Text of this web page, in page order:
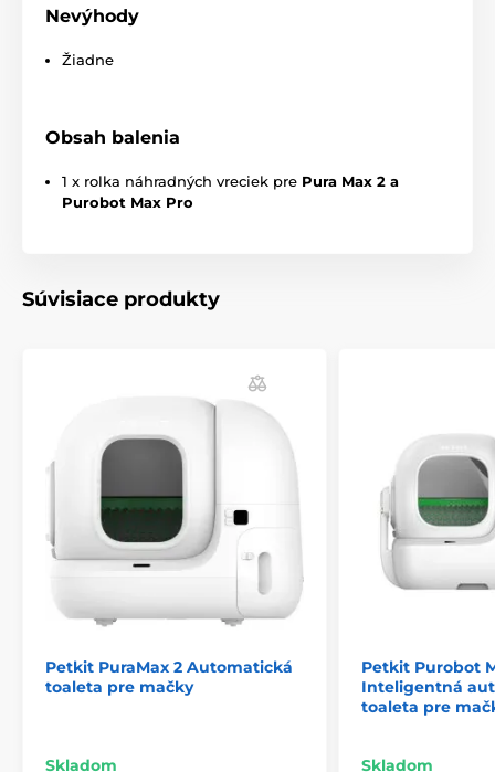
Nevýhody
Žiadne
Obsah balenia
1 x rolka náhradných vreciek pre Pura Max 2 a
Purobot Max Pro
Súvisiace produkty
Petkit PuraMax 2 Automatická
toaleta pre mačky
Skladom
Petkit Purobot
Inteligentná
toaleta pre
Skladom